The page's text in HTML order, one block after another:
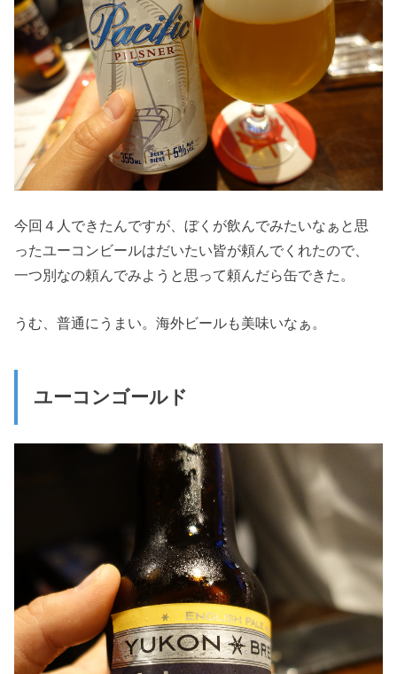
今回４人できたんですが、ぼくが飲んでみたいなぁと思
ったユーコンビールはだいたい皆が頼んでくれたので、
一つ別なの頼んでみようと思って頼んだら缶できた。
うむ、普通にうまい。海外ビールも美味いなぁ。
ユーコンゴールド